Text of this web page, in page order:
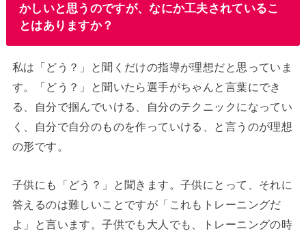
かしいと思うのですが、なにか工夫されているこ
とはありますか？
私は「どう？」と聞くだけの指導が理想だと思っていま
す。「どう？」と聞いたら選手がちゃんと言葉にでき
る、自分で掴んでいける、自分のテクニックになってい
く、自分で自分のものを作っていける、と言うのが理想
の形です。
子供にも「どう？」と聞きます。子供にとって、それに
答えるのは難しいことですが「これもトレーニングだ
よ」と言います。子供でも大人でも、トレーニングの時